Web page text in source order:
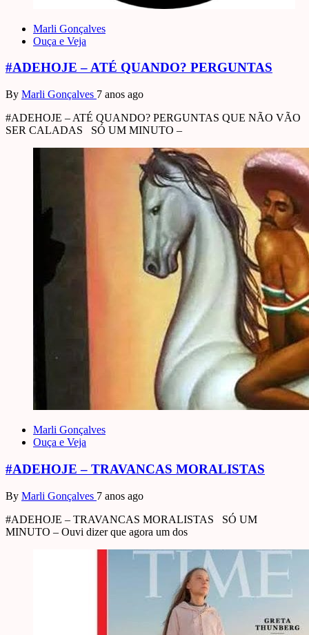
Marli Gonçalves
Ouça e Veja
#ADEHOJE – ATÉ QUANDO? PERGUNTAS
By Marli Gonçalves 7 anos ago
#ADEHOJE – ATÉ QUANDO? PERGUNTAS QUE NÃO VÃO
SER CALADAS SÓ UM MINUTO –
Marli Gonçalves
Ouça e Veja
#ADEHOJE – TRAVANCAS MORALISTAS
By Marli Gonçalves 7 anos ago
#ADEHOJE – TRAVANCAS MORALISTAS SÓ UM
MINUTO – Ouvi dizer que agora um dos